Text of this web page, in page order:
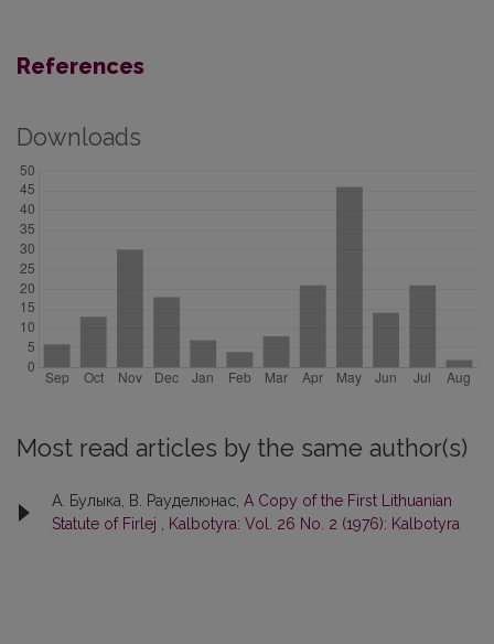
References
Downloads
Most read articles by the same author(s)
А. Булыка, В. Рауделюнас, A Copy of the First Lithuanian
Statute of Firlej
Kalbotyra: Vol. 26 No. 2 (1976): Kalbotyra